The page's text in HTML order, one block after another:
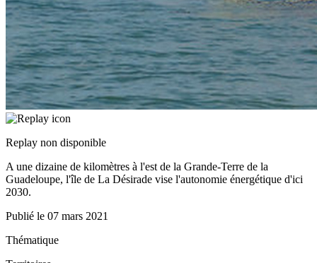
Replay non disponible
A une dizaine de kilomètres à l'est de la Grande-Terre de la
Guadeloupe, l'île de La Désirade vise l'autonomie énergétique d'ici
2030.
Publié le 07 mars 2021
Thématique